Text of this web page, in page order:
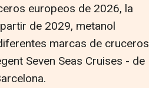
europeos de 2026, la
de 2029, metanol
marcas de cruceros
Seven Seas Cruises - de